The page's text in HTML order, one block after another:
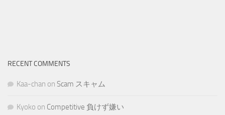
RECENT COMMENTS
Kaa-chan on Scam スキャム
Kyoko on Competitive 負けず嫌い